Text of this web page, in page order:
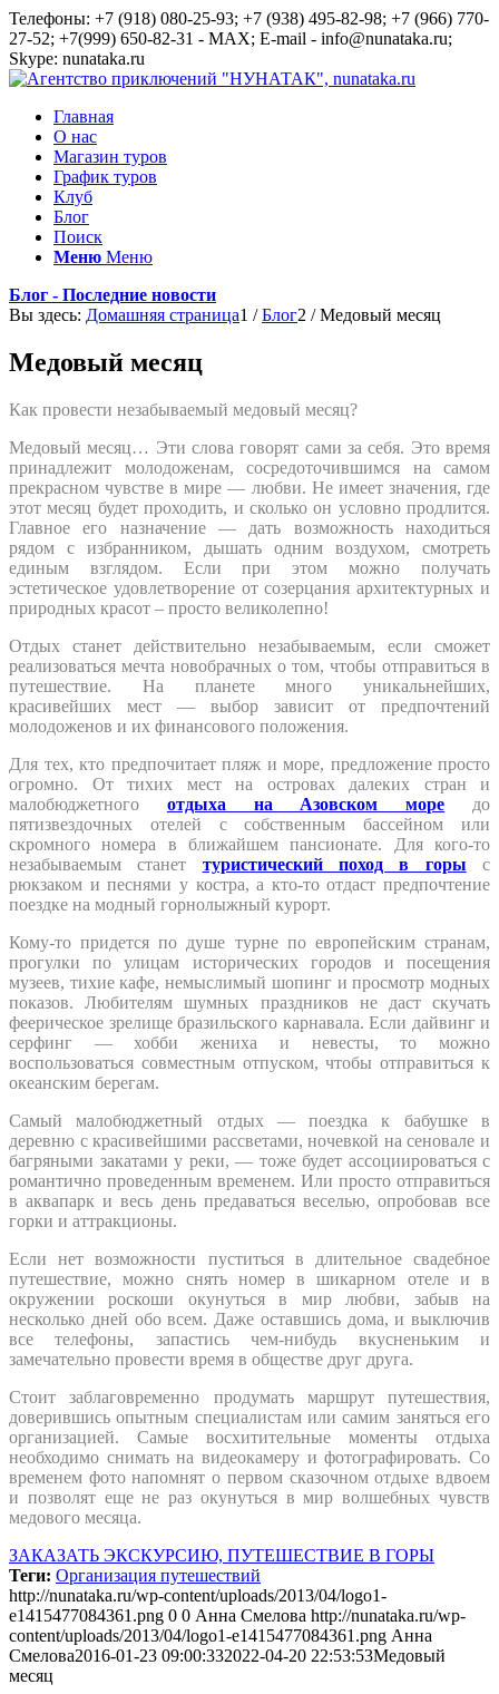
Телефоны: +7 (918) 080-25-93; +7 (938) 495-82-98; +7 (966) 770-
27-52; +7(999) 650-82-31 - MAX; E-mail - info@nunataka.ru;
Skype: nunataka.ru
Главная
О нас
Магазин туров
График туров
Клуб
Блог
Поиск
Меню Меню
Блог - Последние новости
Вы здесь: Домашняя страница1 / Блог2 / Медовый месяц
Медовый месяц
Как провести незабываемый медовый месяц?
Медовый месяц… Эти слова говорят сами за себя. Это время
принадлежит молодоженам, сосредоточившимся на самом
прекрасном чувстве в мире — любви. Не имеет значения, где
этот месяц будет проходить, и сколько он условно продлится.
Главное его назначение — дать возможность находиться
рядом с избранником, дышать одним воздухом, смотреть
единым взглядом. Если при этом можно получать
эстетическое удовлетворение от созерцания архитектурных и
природных красот – просто великолепно!
Отдых станет действительно незабываемым, если сможет
реализоваться мечта новобрачных о том, чтобы отправиться в
путешествие. На планете много уникальнейших,
красивейших мест — выбор зависит от предпочтений
молодоженов и их финансового положения.
Для тех, кто предпочитает пляж и море, предложение просто
огромно. От тихих мест на островах далеких стран и
малобюджетного отдыха на Азовском море
до
пятизвездочных отелей с собственным бассейном или
скромного номера в ближайшем пансионате. Для кого-то
незабываемым станет туристический поход в горы
с
рюкзаком и песнями у костра, а кто-то отдаст предпочтение
поездке на модный горнолыжный курорт.
Кому-то придется по душе турне по европейским странам,
прогулки по улицам исторических городов и посещения
музеев, тихие кафе, немыслимый шопинг и просмотр модных
показов. Любителям шумных праздников не даст скучать
феерическое зрелище бразильского карнавала. Если дайвинг и
серфинг — хобби жениха и невесты, то можно
воспользоваться совместным отпуском, чтобы отправиться к
океанским берегам.
Самый малобюджетный отдых — поездка к бабушке в
деревню с красивейшими рассветами, ночевкой на сеновале и
багряными закатами у реки, — тоже будет ассоциироваться с
романтично проведенным временем. Или просто отправиться
в аквапарк и весь день предаваться веселью, опробовав все
горки и аттракционы.
Если нет возможности пуститься в длительное свадебное
путешествие, можно снять номер в шикарном отеле и в
окружении роскоши окунуться в мир любви, забыв на
несколько дней обо всем. Даже оставшись дома, и выключив
все телефоны, запастись чем-нибудь вкусненьким и
замечательно провести время в обществе друг друга.
Стоит заблаговременно продумать маршрут путешествия,
доверившись опытным специалистам или самим заняться его
организацией. Самые восхитительные моменты отдыха
необходимо снимать на видеокамеру и фотографировать. Со
временем фото напомнят о первом сказочном отдыхе вдвоем
и позволят еще не раз окунуться в мир волшебных чувств
медового месяца.
ЗАКАЗАТЬ ЭКСКУРСИЮ, ПУТЕШЕСТВИЕ В ГОРЫ
Теги: Организация путешествий
http://nunataka.ru/wp-content/uploads/2013/04/logo1-
e1415477084361.png 0 0 Анна Смелова http://nunataka.ru/wp-
content/uploads/2013/04/logo1-e1415477084361.png Анна
Смелова2016-01-23 09:00:332022-04-20 22:53:53Медовый
месяц